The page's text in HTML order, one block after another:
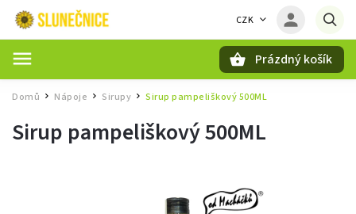
CZK
Prázdný košík
Domů / Nápoje / Sirupy / Sirup pampeliškový 500ML
Sirup pampeliškový 500ML